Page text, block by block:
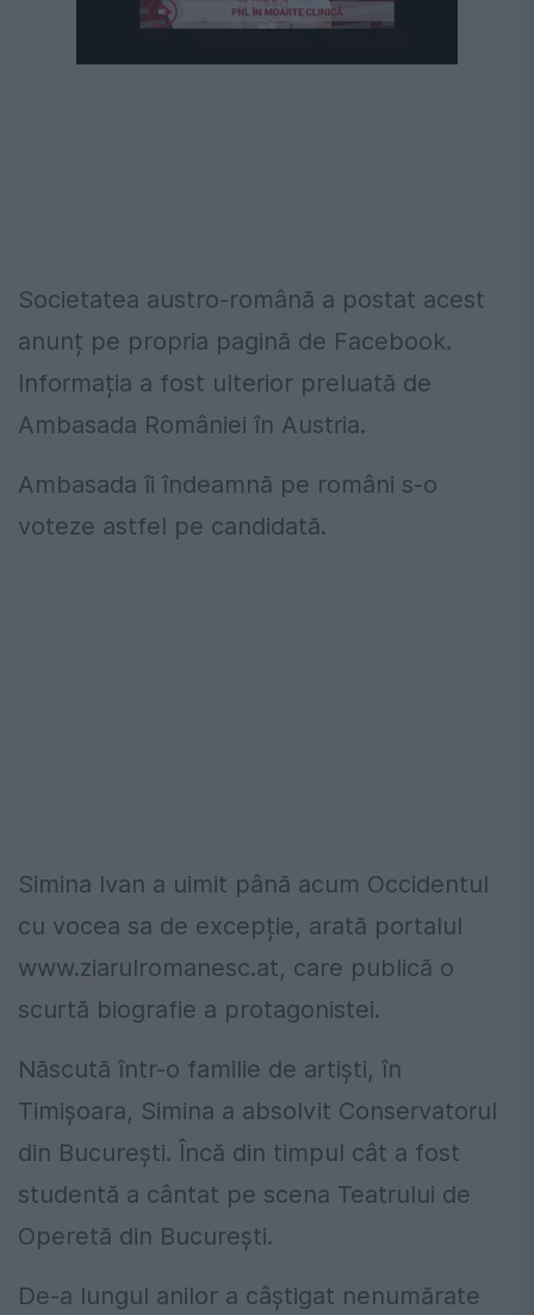
Societatea austro-română a postat acest
anunț pe propria pagină de Facebook.
Informația a fost ulterior preluată de
Ambasada României în Austria.
Ambasada îi îndeamnă pe români s-o
voteze astfel pe candidată.
Simina Ivan a uimit până acum Occidentul
cu vocea sa de excepție, arată portalul
www.ziarulromanesc.at, care publică o
scurtă biografie a protagonistei.
Născută într-o familie de artiști, în
Timișoara, Simina a absolvit Conservatorul
din București. Încă din timpul cât a fost
studentă a cântat pe scena Teatrului de
Operetă din București.
De-a lungul anilor a câștigat nenumărate